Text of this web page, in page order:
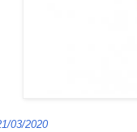
03/2020